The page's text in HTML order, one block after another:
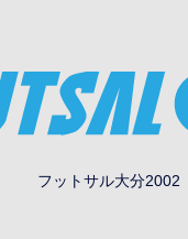
フットサル大分2002